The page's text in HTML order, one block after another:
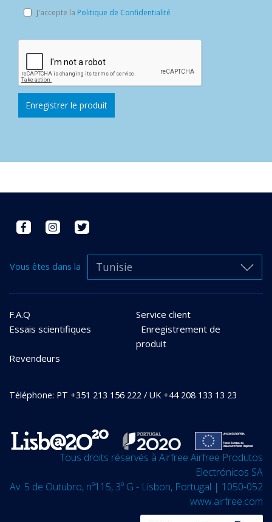
J'accepte la Politique de Confidentialité
Vous êtes dans la Tunisie
F.A.Q
Service client
Essais scientifiques
Enregistrement de
produit
Revendeurs
Téléphone: PT +351 213 156 222 / UK +44 208 133 13 23
Tous droits réservés à Airfree Airfree Produtos
Electrónicos SA
Av. 5 de Outubro, nº115, 3º G - Lisbon, Portugal | 1050-052
www.airfree.com